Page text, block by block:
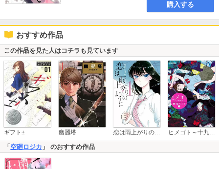
購入する
おすすめ作品
この作品を見た人はコチラも見ています
ギフト± 幽麗塔 恋は雨上がりのように ヒメゴト～十九歳の制服～
「 空廻ロジカ 」 のおすすめ作品